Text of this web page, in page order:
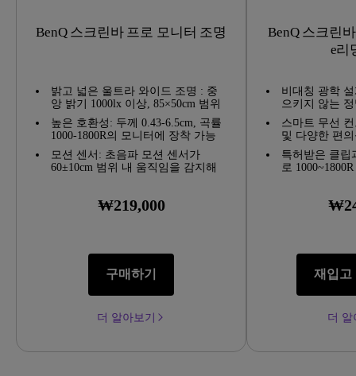
BenQ 스크린바 프로 모니터 조명
밝고 넓은 울트라 와이드 조명 : 중
앙 밝기 1000lx 이상, 85×50cm 범위
에서 500lx의 조도를 제공하여, 일반
데스크 램프보다 밝고 넓은 조명으
로 시야를 더욱 편안하게 만들어줍
니다.
높은 호환성: 두께 0.43-6.5cm, 곡률
1000-1800R의 모니터에 장착 가능
하며, 특허받은 클램프로 다양한 모
니터 디자인에 적용할 수 있습니다.
설치 방법이 간단하고, 모니터의 카
모션 센서: 초음파 모션 센서가
60±10cm 범위 내 움직임을 감지해
를 비운 후 5분이 지나면 불이 자동
₩219,000
구매하기
더 알아보기
BenQ 스크린
e리
비대칭 광학
으키지 않는
스마트 무선
및 다양한 편
특허받은 클립
로
재입고
더 알